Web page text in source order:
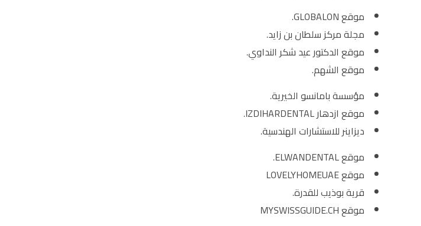
موقع GLOBALON.
مجلة مركز سلطان بن زايد.
موقع الدكتور عيد شكر النداوي.
موقع الشهم.
مؤسسة بامانسو الخيرية.
موقع ازدهار IZDIHARDENTAL.
ديزاينر للاستشارات الهندسية.
موقع ELWANDENTAL.
موقع LOVELYHOMEUAE
قرية بوذيب للقدرة.
موقع MYSWISSGUIDE.CH